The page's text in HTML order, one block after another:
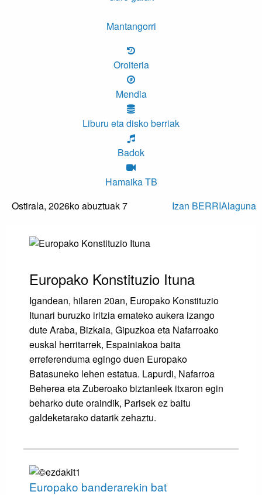
Mantangorri
Oroiteria
Mendia
Liburu eta disko berriak
Badok
Hamaika TB
Ostirala, 2026ko abuztuak 7 Izan BERRIAlaguna
Europako Konstituzio Ituna
Igandean, hilaren 20an, Europako Konstituzio
Itunari buruzko iritzia emateko aukera izango
dute Araba, Bizkaia, Gipuzkoa eta Nafarroako
euskal herritarrek, Espainiakoa baita
erreferenduma egingo duen Europako
Batasuneko lehen estatua. Lapurdi, Nafarroa
Beherea eta Zuberoako biztanleek itxaron egin
beharko dute oraindik, Parisek ez baitu
galdeketarako datarik zehaztu.
Europako banderarekin bat